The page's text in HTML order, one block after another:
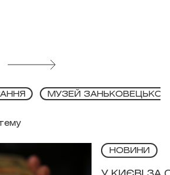
МУЗЕЙ ЗАНЬКОВЕЦЬКОЇ
НОВИНИ